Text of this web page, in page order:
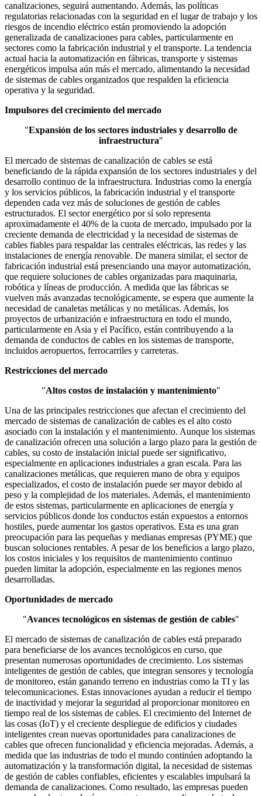
canalizaciones, seguirá aumentando. Además, las políticas
regulatorias relacionadas con la seguridad en el lugar de trabajo y los
riesgos de incendio eléctrico están promoviendo la adopción
generalizada de canalizaciones para cables, particularmente en
sectores como la fabricación industrial y el transporte. La tendencia
actual hacia la automatización en fábricas, transporte y sistemas
energéticos impulsa aún más el mercado, alimentando la necesidad
de sistemas de cables organizados que respalden la eficiencia
operativa y la seguridad.
Impulsores del crecimiento del mercado
"Expansión de los sectores industriales y desarrollo de
infraestructura"
El mercado de sistemas de canalización de cables se está
beneficiando de la rápida expansión de los sectores industriales y del
desarrollo continuo de la infraestructura. Industrias como la energía
y los servicios públicos, la fabricación industrial y el transporte
dependen cada vez más de soluciones de gestión de cables
estructurados. El sector energético por sí solo representa
aproximadamente el 40% de la cuota de mercado, impulsado por la
creciente demanda de electricidad y la necesidad de sistemas de
cables fiables para respaldar las centrales eléctricas, las redes y las
instalaciones de energía renovable. De manera similar, el sector de
fabricación industrial está presenciando una mayor automatización,
que requiere soluciones de cables organizadas para maquinaria,
robótica y líneas de producción. A medida que las fábricas se
vuelven más avanzadas tecnológicamente, se espera que aumente la
necesidad de canaletas metálicas y no metálicas. Además, los
proyectos de urbanización e infraestructura en todo el mundo,
particularmente en Asia y el Pacífico, están contribuyendo a la
demanda de conductos de cables en los sistemas de transporte,
incluidos aeropuertos, ferrocarriles y carreteras.
Restricciones del mercado
"Altos costos de instalación y mantenimiento"
Una de las principales restricciones que afectan el crecimiento del
mercado de sistemas de canalización de cables es el alto costo
asociado con la instalación y el mantenimiento. Aunque los sistemas
de canalización ofrecen una solución a largo plazo para la gestión de
cables, su costo de instalación inicial puede ser significativo,
especialmente en aplicaciones industriales a gran escala. Para las
canalizaciones metálicas, que requieren mano de obra y equipos
especializados, el costo de instalación puede ser mayor debido al
peso y la complejidad de los materiales. Además, el mantenimiento
de estos sistemas, particularmente en aplicaciones de energía y
servicios públicos donde los conductos están expuestos a entornos
hostiles, puede aumentar los gastos operativos. Esta es una gran
preocupación para las pequeñas y medianas empresas (PYME) que
buscan soluciones rentables. A pesar de los beneficios a largo plazo,
los costos iniciales y los requisitos de mantenimiento continuo
pueden limitar la adopción, especialmente en las regiones menos
desarrolladas.
Oportunidades de mercado
"Avances tecnológicos en sistemas de gestión de cables"
El mercado de sistemas de canalización de cables está preparado
para beneficiarse de los avances tecnológicos en curso, que
presentan numerosas oportunidades de crecimiento. Los sistemas
inteligentes de gestión de cables, que integran sensores y tecnología
de monitoreo, están ganando terreno en industrias como la TI y las
telecomunicaciones. Estas innovaciones ayudan a reducir el tiempo
de inactividad y mejorar la seguridad al proporcionar monitoreo en
tiempo real de los sistemas de cables. El crecimiento del Internet de
las cosas (IoT) y el creciente despliegue de edificios y ciudades
inteligentes crean nuevas oportunidades para canalizaciones de
cables que ofrecen funcionalidad y eficiencia mejoradas. Además, a
medida que las industrias de todo el mundo continúen adoptando la
automatización y la transformación digital, la necesidad de sistemas
de gestión de cables confiables, eficientes y escalables impulsará la
demanda de canalizaciones. Como resultado, las empresas pueden